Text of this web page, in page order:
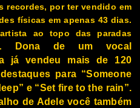
recordes, por ter vendido em
físicas em apenas 43 dias.
ao topo das paradas
Dona de um vocal
já vendeu mais de 120
para “Someone
e “Set fire to the rain”.
de Adele você também